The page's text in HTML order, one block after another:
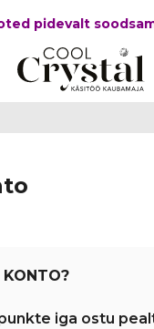
pidevalt
KONTO?
iga ostu